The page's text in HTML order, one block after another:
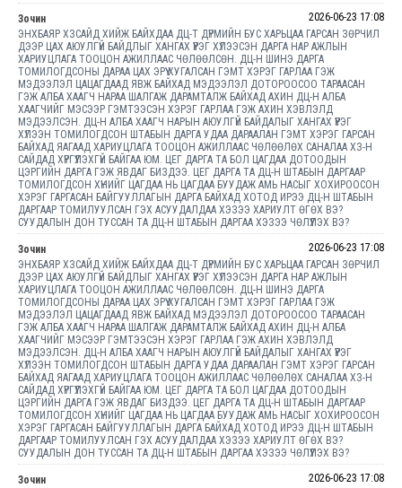
Зочин
2026-06-23 17:08
ЭНХБАЯР ХЗСАЙД ХИЙЖ БАЙХДАА ДЦ-Т ДҮРМИЙН БУС ХАРЬЦАА ГАРСАН ЗӨРЧИЛ
ДЭЭР ЦАХ АЮУЛГҮЙ БАЙДЛЫГ ХАНГАХ ҮҮРЭГ ХҮЛЭЭСЭН ДАРГА НАР АЖЛЫН
ХАРИУЦЛАГА ТООЦОН АЖИЛЛААС ЧӨЛӨӨЛСӨН. ДЦ-Н ШИНЭ ДАРГА
ТОМИЛОГДСОНЫ ДАРАА ЦАХ ЭРҮҮ ХУГАЛСАН ГЭМТ ХЭРЭГ ГАРЛАА ГЭЖ
МЭДЭЭЛЭЛ ЦАЦАГДААД ЯВЖ БАЙХАД МЭДЭЭЛЭЛ ДОТОРООСОО ТАРААСАН
ГЭЖ АЛБА ХААГЧ НАРАА ШАЛГАЖ ДАРАМТАЛЖ БАЙХАД АХИН ДЦ-Н АЛБА
ХААГЧИЙГ МЭСЭЭР ГЭМТЭЭСЭН ХЭРЭГ ГАРЛАА ГЭЖ АХИН ХЭВЛЭЛД
МЭДЭЭЛСЭН. ДЦ-Н АЛБА ХААГЧ НАРЫН АЮУЛГҮЙ БАЙДАЛЫГ ХАНГАХ ҮҮРЭГ
ХҮЛЭЭН ТОМИЛОГДСОН ШТАБЫН ДАРГА УДАА ДАРААЛАН ГЭМТ ХЭРЭГ ГАРСАН
БАЙХАД ЯАГААД ХАРИУЦЛАГА ТООЦОН АЖИЛЛААС ЧӨЛӨӨЛӨХ САНАЛАА ХЗ-Н
САЙДАД ХҮРГҮҮЛЭХГҮЙ БАЙГАА ЮМ. ЦЕГ ДАРГА ТА БОЛ ЦАГДАА ДОТООДЫН
ЦЭРГИЙН ДАРГА ГЭЖ ЯВДАГ БИЗДЭЭ. ЦЕГ ДАРГА ТА ДЦ-Н ШТАБЫН ДАРГААР
ТОМИЛОГДСОН ХҮНИЙГ ЦАГДАА НЬ ЦАГДАА БУУДАЖ АМЬ НАСЫГ ХОХИРООСОН
ХЭРЭГ ГАРГАСАН БАЙГУУЛЛАГЫН ДАРГА БАЙХАД ХОТОД ИРЭЭ ДЦ-Н ШТАБЫН
ДАРГААР ТОМИЛУУЛСАН ГЭХ АСУУДАЛДАА ХЭЗЭЭ ХАРИУЛТ ӨГӨХ ВЭ?
СУУДАЛЫН ДОН ТУССАН ТА ДЦ-Н ШТАБЫН ДАРГАА ХЭЗЭЭ ЧӨЛҮҮЛЭХ ВЭ?
Зочин
2026-06-23 17:08
ЭНХБАЯР ХЗСАЙД ХИЙЖ БАЙХДАА ДЦ-Т ДҮРМИЙН БУС ХАРЬЦАА ГАРСАН ЗӨРЧИЛ
ДЭЭР ЦАХ АЮУЛГҮЙ БАЙДЛЫГ ХАНГАХ ҮҮРЭГ ХҮЛЭЭСЭН ДАРГА НАР АЖЛЫН
ХАРИУЦЛАГА ТООЦОН АЖИЛЛААС ЧӨЛӨӨЛСӨН. ДЦ-Н ШИНЭ ДАРГА
ТОМИЛОГДСОНЫ ДАРАА ЦАХ ЭРҮҮ ХУГАЛСАН ГЭМТ ХЭРЭГ ГАРЛАА ГЭЖ
МЭДЭЭЛЭЛ ЦАЦАГДААД ЯВЖ БАЙХАД МЭДЭЭЛЭЛ ДОТОРООСОО ТАРААСАН
ГЭЖ АЛБА ХААГЧ НАРАА ШАЛГАЖ ДАРАМТАЛЖ БАЙХАД АХИН ДЦ-Н АЛБА
ХААГЧИЙГ МЭСЭЭР ГЭМТЭЭСЭН ХЭРЭГ ГАРЛАА ГЭЖ АХИН ХЭВЛЭЛД
МЭДЭЭЛСЭН. ДЦ-Н АЛБА ХААГЧ НАРЫН АЮУЛГҮЙ БАЙДАЛЫГ ХАНГАХ ҮҮРЭГ
ХҮЛЭЭН ТОМИЛОГДСОН ШТАБЫН ДАРГА УДАА ДАРААЛАН ГЭМТ ХЭРЭГ ГАРСАН
БАЙХАД ЯАГААД ХАРИУЦЛАГА ТООЦОН АЖИЛЛААС ЧӨЛӨӨЛӨХ САНАЛАА ХЗ-Н
САЙДАД ХҮРГҮҮЛЭХГҮЙ БАЙГАА ЮМ. ЦЕГ ДАРГА ТА БОЛ ЦАГДАА ДОТООДЫН
ЦЭРГИЙН ДАРГА ГЭЖ ЯВДАГ БИЗДЭЭ. ЦЕГ ДАРГА ТА ДЦ-Н ШТАБЫН ДАРГААР
ТОМИЛОГДСОН ХҮНИЙГ ЦАГДАА НЬ ЦАГДАА БУУДАЖ АМЬ НАСЫГ ХОХИРООСОН
ХЭРЭГ ГАРГАСАН БАЙГУУЛЛАГЫН ДАРГА БАЙХАД ХОТОД ИРЭЭ ДЦ-Н ШТАБЫН
ДАРГААР ТОМИЛУУЛСАН ГЭХ АСУУДАЛДАА ХЭЗЭЭ ХАРИУЛТ ӨГӨХ ВЭ?
СУУДАЛЫН ДОН ТУССАН ТА ДЦ-Н ШТАБЫН ДАРГАА ХЭЗЭЭ ЧӨЛҮҮЛЭХ ВЭ?
Зочин
2026-06-23 17:08